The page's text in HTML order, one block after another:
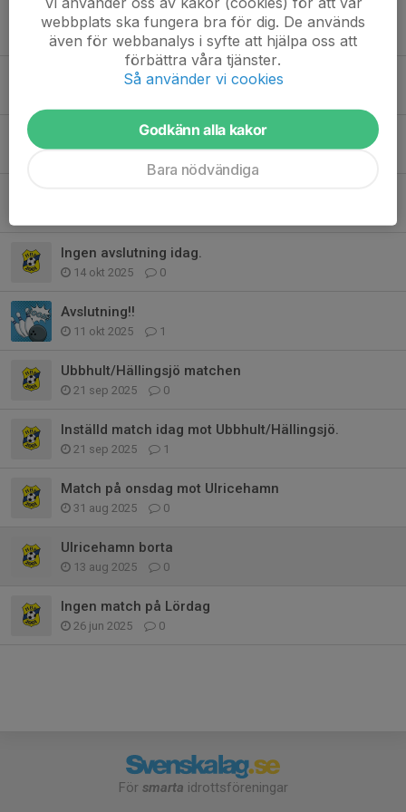
Ravelli försäljning.
27 nov 2025 0
Inställd träning i Mårdaklev ikväll.
Flyttad träning på torsdag
18 nov 2025 0
Ingen avslutning idag.
14 okt 2025 0
Avslutning!!
11 okt 2025 1
Ubbhult/Hällingsjö matchen
21 sep 2025 0
Inställd match idag mot Ubbhult/Hällingsjö.
21 sep 2025 1
Match på onsdag mot Ulricehamn
31 aug 2025 0
Ulricehamn borta
13 aug 2025 0
Ingen match på Lördag
26 jun 2025 0
För smarta idrottsföreningar
webbplats ska fungera bra för dig. De används
även för webbanalys i syfte att hjälpa oss att
förbättra våra tjänster.
Så använder vi cookies
Godkänn alla kakor
Bara nödvändiga